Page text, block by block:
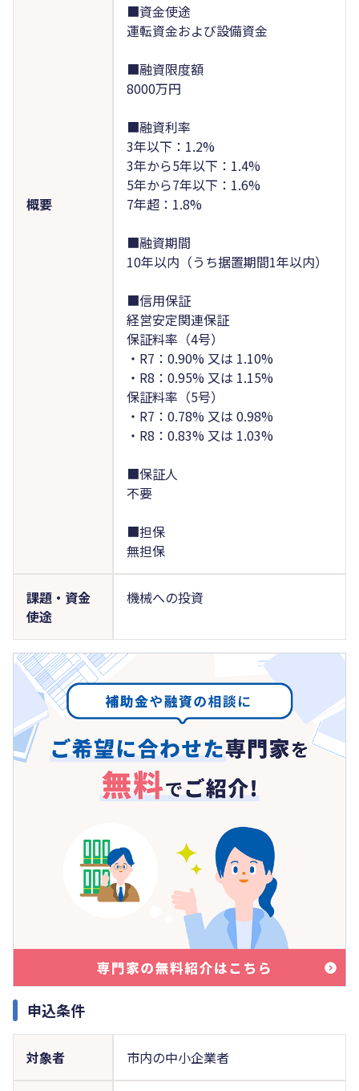
概要
■資金使途
運転資金および設備資金
■融資限度額
8000万円
■融資利率
3年以下：1.2%
3年から5年以下：1.4%
5年から7年以下：1.6%
7年超：1.8%
■融資期間
10年以内（うち据置期間1年以内）
■信用保証
経営安定関連保証
保証料率（4号）
・R7：0.90% 又は 1.10%
・R8：0.95% 又は 1.15%
保証料率（5号）
・R7：0.78% 又は 0.98%
・R8：0.83% 又は 1.03%
■保証人
不要
■担保
無担保
課題・資金
使途
機械への投資
申込条件
対象者 市内の中小企業者